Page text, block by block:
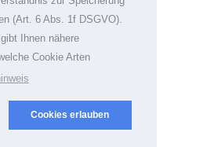
(Art. 6 Abs. 1f DSGVO).
Ihnen nähere
Cookie Arten
Cookies erlauben